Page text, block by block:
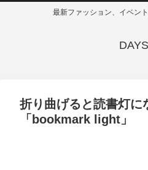
最新ファッション、イベン
折り曲げると読書灯に
「bookmark light」